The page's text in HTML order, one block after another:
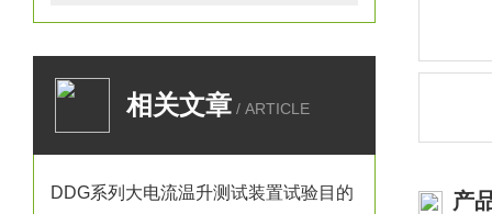
相关文章 / ARTICLE
DDG系列大电流温升测试装置试验目的 产